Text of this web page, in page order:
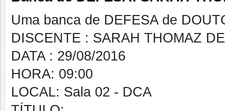
Uma banca de DEFESA de
DISCENTE : SARAH THOMAZ
DATA : 29/08/2016
HORA: 09:00
LOCAL: Sala 02 - DCA